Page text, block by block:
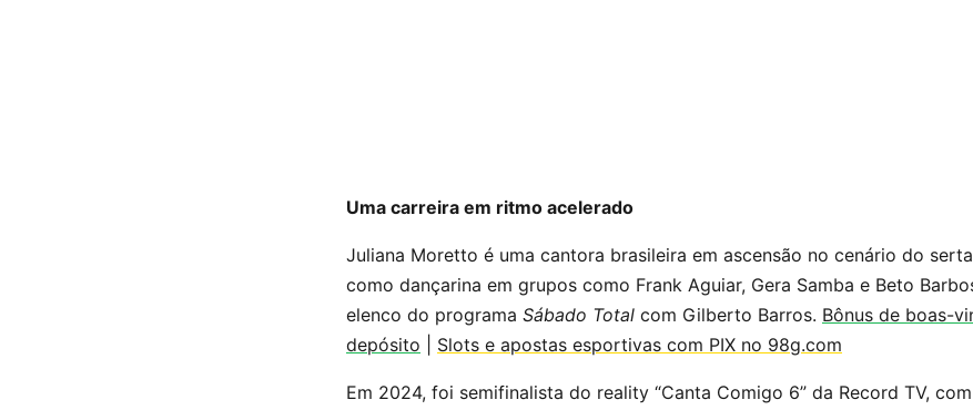
Uma carreira em ritmo acelerado
Juliana Moretto é uma cantora brasileira em ascensão no cenário do
como dançarina em grupos como Frank Aguiar, Gera Samba e Beto
elenco do programa Sábado Total com Gilberto Barros. Bônus de boas-
depósito
Slots e apostas esportivas com PIX no 98g.com
Em 2024, foi semifinalista do reality “Canta Comigo 6” da Record TV,